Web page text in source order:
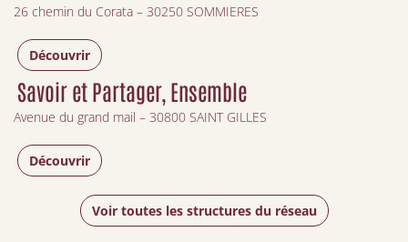
26 chemin du Corata – 30250 SOMMIERES
Découvrir
Savoir et Partager, Ensemble
Avenue du grand mail – 30800 SAINT GILLES
Découvrir
Voir toutes les structures du réseau